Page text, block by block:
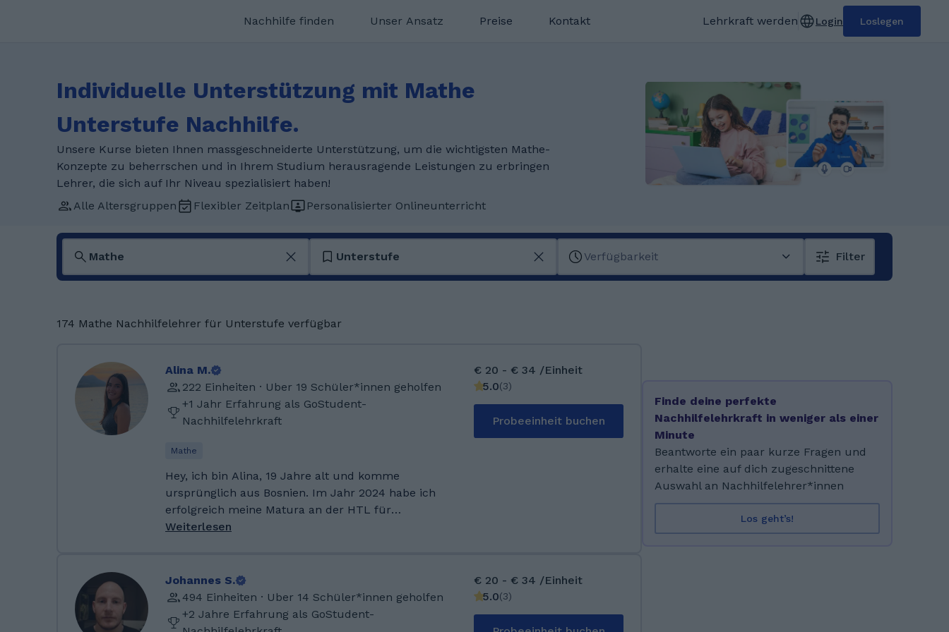
Nachhilfe finden Unser Ansatz Preise Kontakt Lehrkraft werden Login Loslegen
Individuelle Unterstützung mit Mathe
Unterstufe Nachhilfe.
Unsere Kurse bieten Ihnen massgeschneiderte Unterstützung, um die wichtigsten Mathe-
Konzepte zu beherrschen und in Ihrem Studium herausragende Leistungen zu erbringen
Lehrer, die sich auf Ihr Niveau spezialisiert haben!
Alle Altersgruppen
Flexibler Zeitplan Personalisierter Onlineunterricht
Unterstufe Verfügbarkeit Filter
174 Mathe Nachhilfelehrer für Unterstufe verfügbar
Alina M.
222 Einheiten · Uber 19 Schüler*innen geholfen
+1 Jahr Erfahrung als GoStudent-
Nachhilfelehrkraft
Mathe
Hey, ich bin Alina, 19 Jahre alt und komme
ursprünglich aus Bosnien. Im Jahr 2024 habe ich
erfolgreich meine Matura an der HTL für
Biomedizin und Gesundheitstechnik abgeschlossen.
Leidenschaft und Geduld unterstütze ich dich
dabei, Mathe nicht nur zu verstehen, sondern auch
richtig zu meistern. Ob knifflige Gleichungen oder
Prüfungsvorbereitung – gemeinsam schaffen wir
Weiterlesen
€ 20 - € 34 /Einheit
5.0(3)
Probeeinheit buchen
Johannes S.
494 Einheiten · Uber 14 Schüler*innen geholfen
+2 Jahre Erfahrung als GoStudent-
€ 20 - € 34 /Einheit
5.0(3)
Finde deine perfekte
Nachhilfelehrkraft in weniger als einer
Minute
Beantworte ein paar kurze Fragen und
erhalte eine auf dich zugeschnittene
Auswahl an Nachhilfelehrer*innen
Los geht’s!